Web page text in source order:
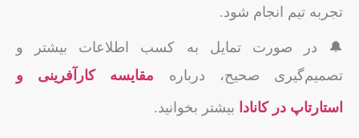
تجربه تیم انجام شود.
🔔 در صورت تمایل به کسب اطلاعات بیشتر و
تصمیم‌گیری صحیح، درباره مقایسه کارآفرینی و
استارتاپ در کانادا بیشتر بخوانید.